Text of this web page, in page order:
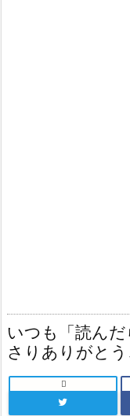
いつも「読ん
さりありがとう
